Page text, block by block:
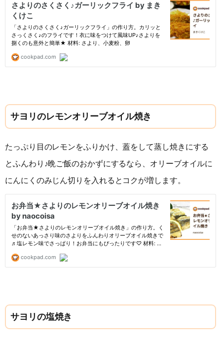
サヨリのレモンオリーブオイル焼き
たっぷり目のレモンをふりかけ、蓋をして蒸し焼きにする
とふんわり♪晩ご飯のおかずにするなら、オリーブオイルに
にんにくのみじん切りを入れるとコクが増します。
サヨリの塩焼き